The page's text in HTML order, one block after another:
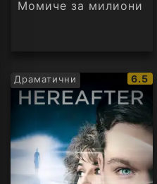
Момиче за милиони
Драматични
IMDb
6.5